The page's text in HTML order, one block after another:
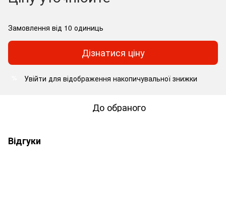
Замовлення від 10 одиниць
Дізнатися ціну
Увійти для відображення накопичувальної знижки
До обраного
Відгуки